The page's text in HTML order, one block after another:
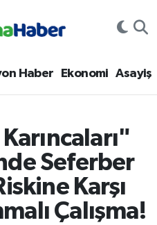
Haber Ekonomi Asayiş
Seferber
Karşı
Çalışma!
Eczaneler
Vakitleri
Haritası
ve Fikstür